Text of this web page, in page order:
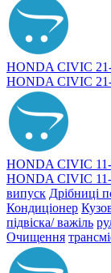
HONDA CIVIC
HONDA CIVIC
HONDA CIVIC
HONDA CIVIC
випуск Дрібниці
Кондиціонер
підвіска/ важіль
Очищення